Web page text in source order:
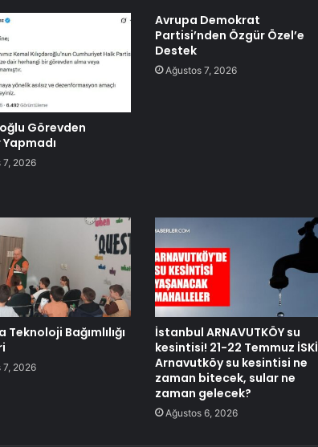
Görevden
7, 2026
Avrupa Demokrat
Partisi’nden Özgür Özel’e
Destek
Ağustos 7, 2026
Teknoloji Bağımlılığı
7, 2026
İstanbul ARNAVUTKÖY su
kesintisi! 21-22 Temmuz İSKİ
Arnavutköy su kesintisi ne
zaman bitecek, sular ne
zaman gelecek?
Ağustos 6, 2026